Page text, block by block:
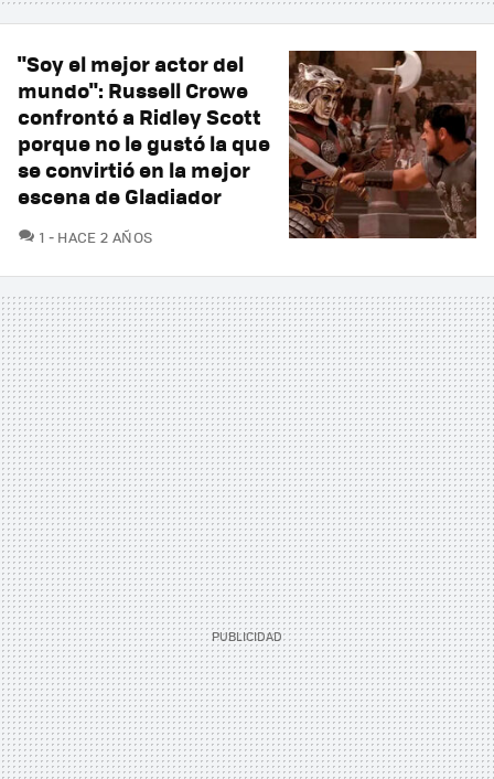
"Soy el mejor actor del
mundo": Russell Crowe
confrontó a Ridley Scott
porque no le gustó la que
se convirtió en la mejor
escena de Gladiador
1 COMENTARIOS
HACE 2 AÑOS